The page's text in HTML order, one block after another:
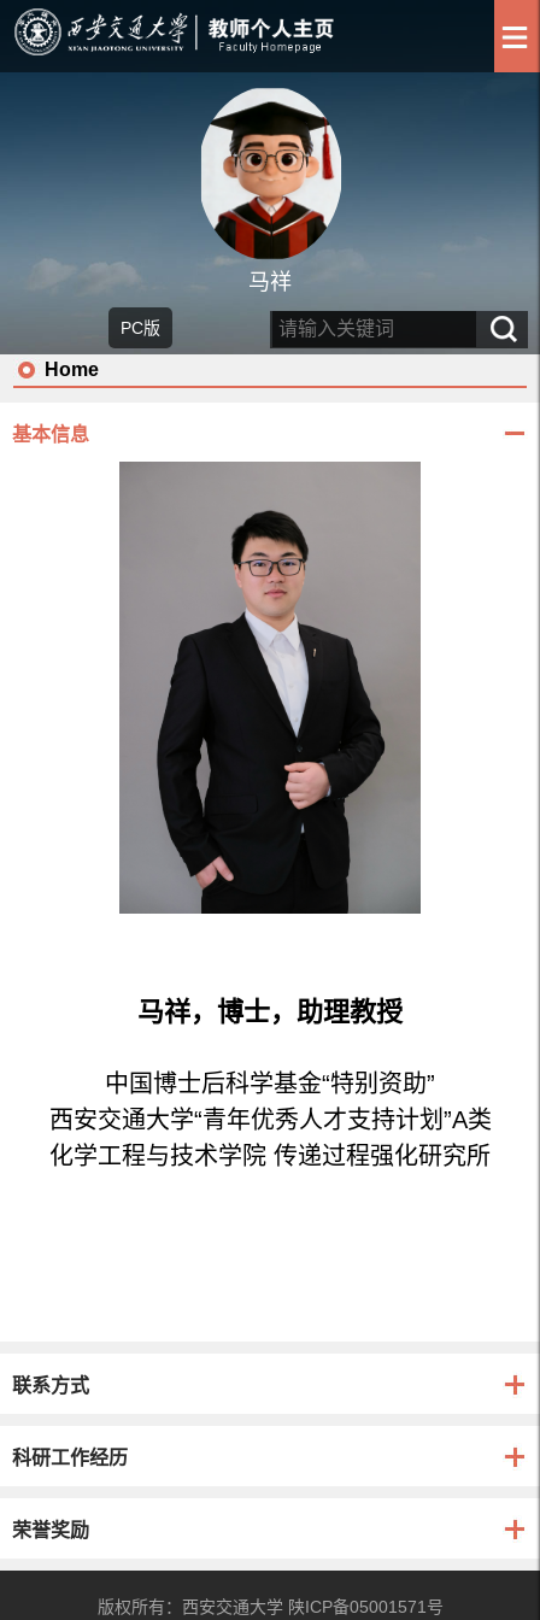
马祥
Home
基本信息
马祥，博士，助理教授
中国博士后科学基金“特别资助”
西安交通大学“青年优秀人才支持计划”A类
化学工程与技术学院 传递过程强化研究所
联系方式
科研工作经历
荣誉奖励
版权所有：西安交通大学 陕ICP备05001571号
PC版